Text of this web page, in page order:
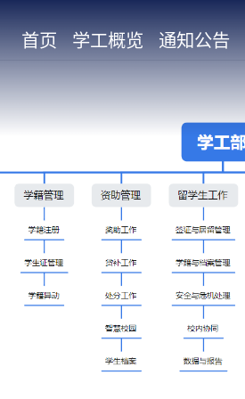
首页 学工概览 通知公告